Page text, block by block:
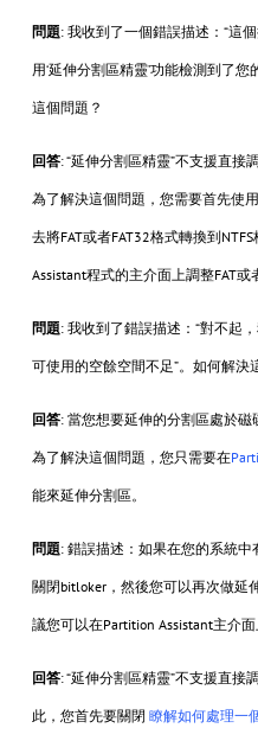
問題: 我收到了一個錯誤描述：“這
用‘延伸分割區精靈’功能檢測到了
這個問題？
回答: “延伸分割區精靈”不支援直接
為了解決這個問題，您需要首先使
去將FAT或者FAT32格式轉換到
Assistant程式的主介面上調整FAT或
問題: 我收到了錯誤描述：“對不起
可使用的空餘空間不足”。如何解決
回答: 當您想要延伸的分割區處於磁
為了解決這個問題，您只需要在
能來延伸分割區。
問題: 錯誤描述：如果在您的系統
關閉bitloker，然後您可以再次做延
議您可以在Partition Assistant主介
回答: “延伸分割區精靈”不支援直接
此，您首先要關閉 瞭解如何處理一